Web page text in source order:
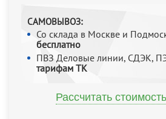
САМОВЫВОЗ:
Со склада в Москве и
бесплатно
ПВЗ Деловые линии, СДЭК,
тарифам ТК
Рассчитать